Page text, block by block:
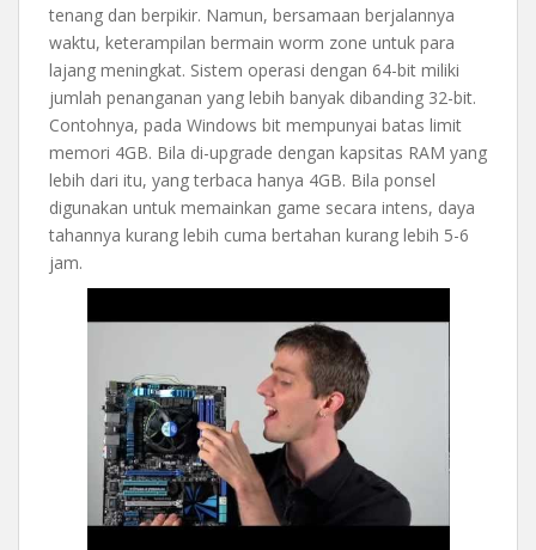
tenang dan berpikir. Namun, bersamaan berjalannya
waktu, keterampilan bermain worm zone untuk para
lajang meningkat. Sistem operasi dengan 64-bit miliki
jumlah penanganan yang lebih banyak dibanding 32-bit.
Contohnya, pada Windows bit mempunyai batas limit
memori 4GB. Bila di-upgrade dengan kapsitas RAM yang
lebih dari itu, yang terbaca hanya 4GB. Bila ponsel
digunakan untuk memainkan game secara intens, daya
tahannya kurang lebih cuma bertahan kurang lebih 5-6
jam.